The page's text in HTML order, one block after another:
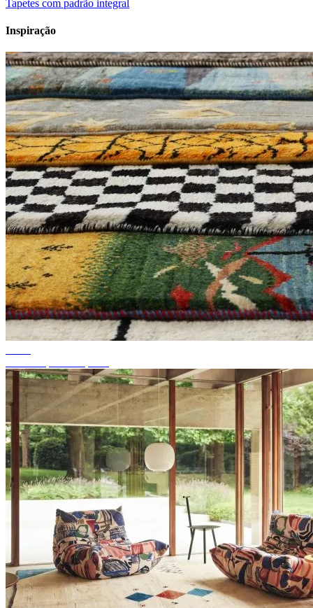
Tapetes com padrão integral
Inspiração